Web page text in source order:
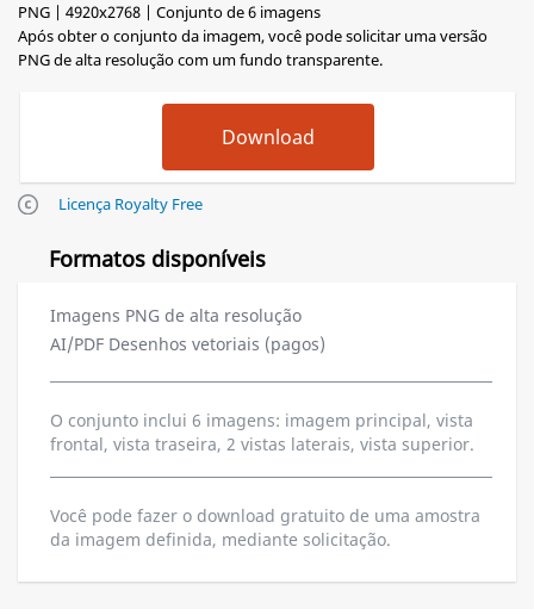
PNG | 4920x2768 | Conjunto de 6 imagens
Após obter o conjunto da imagem, você pode solicitar uma versão
PNG de alta resolução com um fundo transparente.
Licença Royalty Free
Formatos disponíveis
Imagens PNG de alta resolução
AI/PDF Desenhos vetoriais (pagos)
O conjunto inclui 6 imagens: imagem principal, vista
frontal, vista traseira, 2 vistas laterais, vista superior.
Você pode fazer o download gratuito de uma amostra
da imagem definida, mediante solicitação.